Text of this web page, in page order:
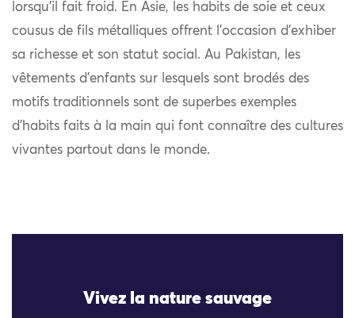
lorsqu’il fait froid. En Asie, les habits de soie et ceux
cousus de fils métalliques offrent l’occasion d’exhiber
sa richesse et son statut social. Au Pakistan, les
vêtements d’enfants sur lesquels sont brodés des
motifs traditionnels sont de superbes exemples
d’habits faits à la main qui font connaître des cultures
vivantes partout dans le monde.
Vivez la nature sauvage